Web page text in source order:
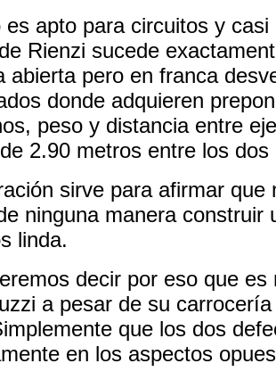
es apto para circuitos y
Rienzi sucede
abierta pero en franca
donde adquieren
peso y distancia entre
2.90 metros entre los dos
sirve para afirmar que
ninguna manera construir
linda.
decir por eso que es
a pesar de su
que los dos
en los aspectos